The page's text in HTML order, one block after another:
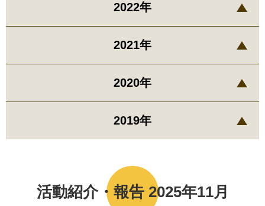
活動紹介・報告 2025年11月
2022年
2021年
2020年
2019年